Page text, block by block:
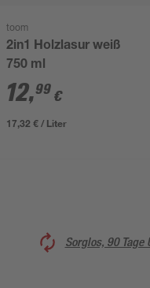
toom
2in1 Holzlasur weiß
750 ml
12,99 €
17,32 € / Liter
Sorglos, 90